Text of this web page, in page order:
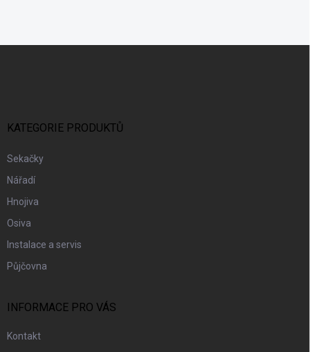
KATEGORIE PRODUKTŮ
Sekačky
Nářadí
Hnojiva
Osiva
Instalace a servis
Půjčovna
INFORMACE PRO VÁS
Kontakt